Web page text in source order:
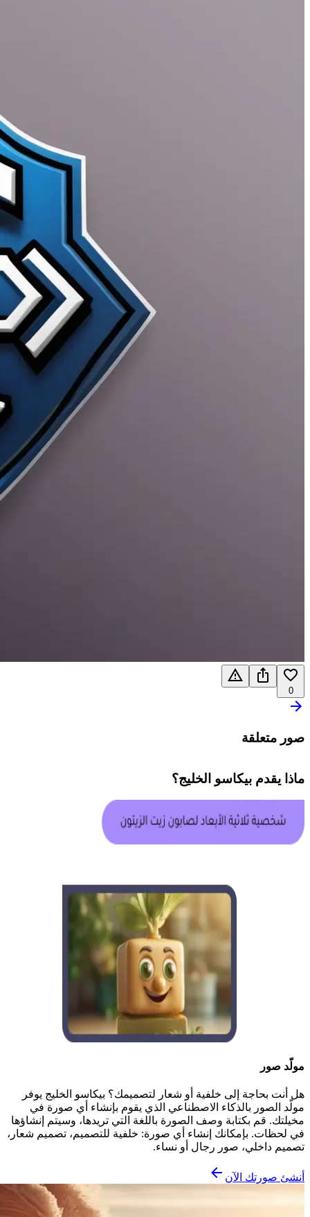
0
صور متعلقة
ماذا يقدم بيكاسو الخليج؟
مولّد صور
هل أنت بحاجة إلى خلفية أو شعار لتصميمك؟ بيكاسو الخليج يوفر
مولّد الصور بالذكاء الاصطناعي الذي يقوم بإنشاء أي صورة في
مخيلتك. قم بكتابة وصف الصورة باللغة التي تريدها، وسيتم إنشاؤها
في لحظات. بإمكانك إنشاء أي صورة: خلفية للتصميم، تصميم شعار،
تصميم داخلي، صور رجال أو نساء.
أنشئ صورتك الآن